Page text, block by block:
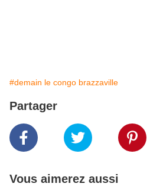
#demain le congo brazzaville
Partager
Vous aimerez aussi